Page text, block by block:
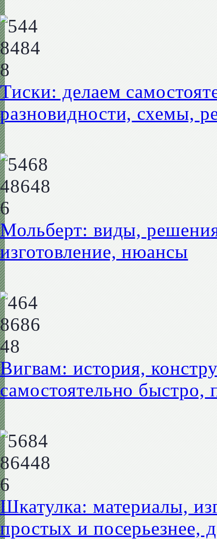
Тиски: делаем
разновидности, схемы,
Мольберт: виды,
изготовление, нюансы
Вигвам: история,
самостоятельно быстро,
Шкатулка: материалы,
простых и посерьезнее,